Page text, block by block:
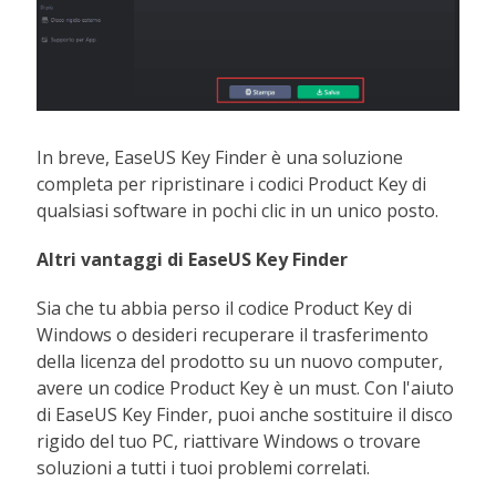
In breve, EaseUS Key Finder è una soluzione
completa per ripristinare i codici Product Key di
qualsiasi software in pochi clic in un unico posto.
Altri vantaggi di EaseUS Key Finder
Sia che tu abbia perso il codice Product Key di
Windows o desideri recuperare il trasferimento
della licenza del prodotto su un nuovo computer,
avere un codice Product Key è un must. Con l'aiuto
di EaseUS Key Finder, puoi anche sostituire il disco
rigido del tuo PC, riattivare Windows o trovare
soluzioni a tutti i tuoi problemi correlati.